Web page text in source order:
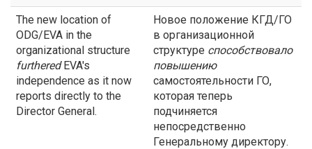
The new location of
ODG/EVA in the
organizational structure
furtheredEVA's
independence as it now
reports directly to the
Director General.
Новое положение КГД/ГО
в организационной
структуре способствовало
повышению
самостоятельности ГО,
которая теперь
подчиняется
непосредственно
Генеральному директору.